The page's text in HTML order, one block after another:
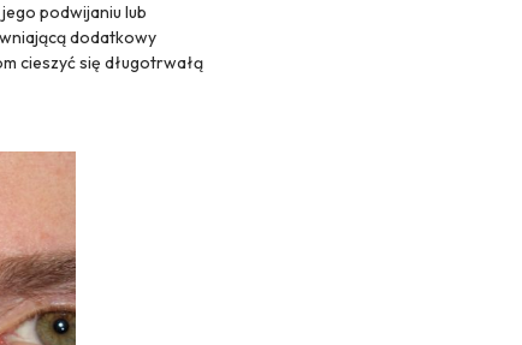
podwijaniu lub
dodatkowy
cieszyć się długotrwałą